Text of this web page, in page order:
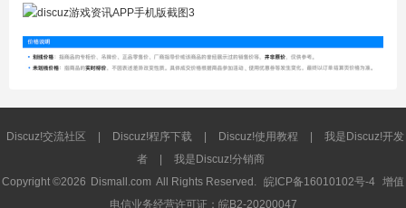
Discuz!交流社区 Discuz!程序下载 Discuz!使用教程
我是Discuz!开发
者
我是Discuz!分销商
Copyright ©2026 Dismall.com All Rights Reserved. 皖ICP备16010102号-4 增值
电信业务经营许可证：皖B2-20200047